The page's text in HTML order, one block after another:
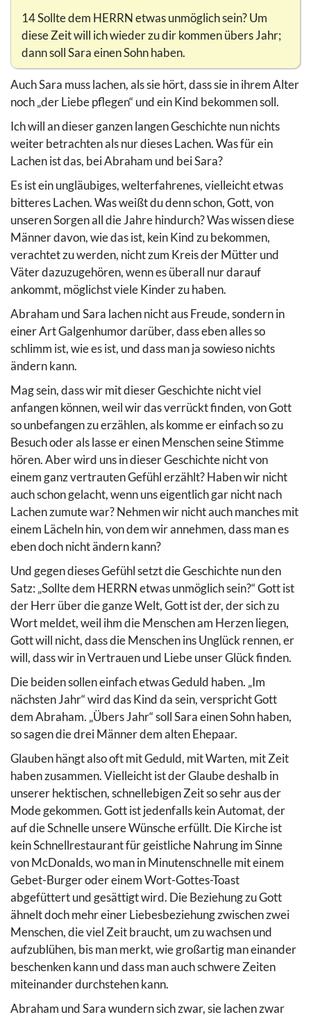
14 Sollte dem HERRN etwas unmöglich sein? Um
diese Zeit will ich wieder zu dir kommen übers Jahr;
dann soll Sara einen Sohn haben.
Auch Sara muss lachen, als sie hört, dass sie in ihrem Alter
noch „der Liebe pflegen“ und ein Kind bekommen soll.
Ich will an dieser ganzen langen Geschichte nun nichts
weiter betrachten als nur dieses Lachen. Was für ein
Lachen ist das, bei Abraham und bei Sara?
Es ist ein ungläubiges, welterfahrenes, vielleicht etwas
bitteres Lachen. Was weißt du denn schon, Gott, von
unseren Sorgen all die Jahre hindurch? Was wissen diese
Männer davon, wie das ist, kein Kind zu bekommen,
verachtet zu werden, nicht zum Kreis der Mütter und
Väter dazuzugehören, wenn es überall nur darauf
ankommt, möglichst viele Kinder zu haben.
Abraham und Sara lachen nicht aus Freude, sondern in
einer Art Galgenhumor darüber, dass eben alles so
schlimm ist, wie es ist, und dass man ja sowieso nichts
ändern kann.
Mag sein, dass wir mit dieser Geschichte nicht viel
anfangen können, weil wir das verrückt finden, von Gott
so unbefangen zu erzählen, als komme er einfach so zu
Besuch oder als lasse er einen Menschen seine Stimme
hören. Aber wird uns in dieser Geschichte nicht von
einem ganz vertrauten Gefühl erzählt? Haben wir nicht
auch schon gelacht, wenn uns eigentlich gar nicht nach
Lachen zumute war? Nehmen wir nicht auch manches mit
einem Lächeln hin, von dem wir annehmen, dass man es
eben doch nicht ändern kann?
Und gegen dieses Gefühl setzt die Geschichte nun den
Satz: „Sollte dem HERRN etwas unmöglich sein?“ Gott ist
der Herr über die ganze Welt, Gott ist der, der sich zu
Wort meldet, weil ihm die Menschen am Herzen liegen,
Gott will nicht, dass die Menschen ins Unglück rennen, er
will, dass wir in Vertrauen und Liebe unser Glück finden.
Die beiden sollen einfach etwas Geduld haben. „Im
nächsten Jahr“ wird das Kind da sein, verspricht Gott
dem Abraham. „Übers Jahr“ soll Sara einen Sohn haben,
so sagen die drei Männer dem alten Ehepaar.
Glauben hängt also oft mit Geduld, mit Warten, mit Zeit
haben zusammen. Vielleicht ist der Glaube deshalb in
unserer hektischen, schnellebigen Zeit so sehr aus der
Mode gekommen. Gott ist jedenfalls kein Automat, der
auf die Schnelle unsere Wünsche erfüllt. Die Kirche ist
kein Schnellrestaurant für geistliche Nahrung im Sinne
von McDonalds, wo man in Minutenschnelle mit einem
Gebet-Burger oder einem Wort-Gottes-Toast
abgefüttert und gesättigt wird. Die Beziehung zu Gott
ähnelt doch mehr einer Liebesbeziehung zwischen zwei
Menschen, die viel Zeit braucht, um zu wachsen und
aufzublühen, bis man merkt, wie großartig man einander
beschenken kann und dass man auch schwere Zeiten
miteinander durchstehen kann.
Abraham und Sara wundern sich zwar, sie lachen zwar